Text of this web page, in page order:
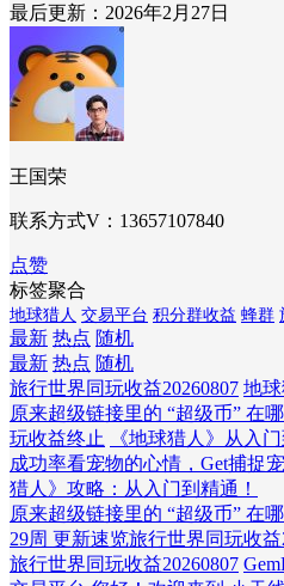
最后更新：2026年2月27日
王国荣
联系方式V：13657107840
点赞
标签聚合
地球猎人 交易平台 积分群收益 蜂群
最新 热点 随机
最新 热点 随机
旅行世界同玩收益20260807 地
原来超级链接里的 “超级币” 在
玩收益终止
《地球猎人》从入
成功率看宠物的心情，Get捕捉
猎人》攻略：从入门到精通！
原来超级链接里的 “超级币” 在
29周 更新速览旅行世界同玩收益
旅行世界同玩收益20260807